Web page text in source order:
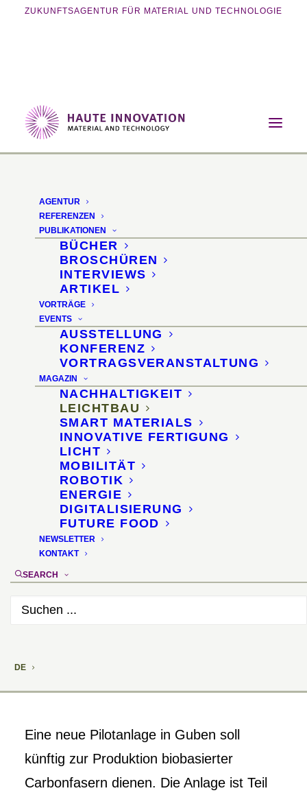
ZUKUNFTSAGENTUR FÜR MATERIAL UND TECHNOLOGIE
AGENTUR
REFERENZEN
PUBLIKATIONEN
BÜCHER
BROSCHÜREN
INTERVIEWS
ARTIKEL
VORTRÄGE
EVENTS
AUSSTELLUNG
KONFERENZ
VORTRAGSVERANSTALTUNG
MAGAZIN
NACHHALTIGKEIT
LEICHTBAU
SMART MATERIALS
INNOVATIVE FERTIGUNG
LICHT
MOBILITÄT
ROBOTIK
ENERGIE
DIGITALISIERUNG
FUTURE FOOD
NEWSLETTER
KONTAKT
SEARCH
DE
Home Magazin
Leichtbau
Biobasierte Carbonfasern
Biobasierte
Carbonfasern
Pilotanlage soll
industrielle Produktion
von Hochleistungsfasern
ermöglichen
7. Mai 2026
Eine neue Pilotanlage in Guben soll
künftig zur Produktion biobasierter
Carbonfasern dienen. Die Anlage ist Teil